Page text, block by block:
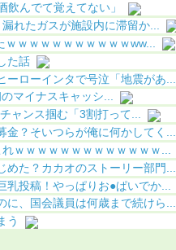
飲んでて覚えてない」
れたガスが施設内に滞留か...
ｗｗｗｗｗｗｗｗｗｗww...
た話
ーローインタで号泣「地震があ...
マイナスキャッシ...
ャンス掴む「3割打って...
金？そいつらが俺に何かしてく...
ｗｗｗｗｗｗｗｗｗｗｗｗｗ...
めた？カカオのストーリー部門...
乳投稿！やっぱりお●ぱいでか...
に、国会議員は何歳まで続けら...
う